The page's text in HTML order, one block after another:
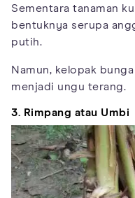
Sementara tanaman
bentuknya serupa
putih.
Namun, kelopak
menjadi ungu terang.
3. Rimpang atau Umbi